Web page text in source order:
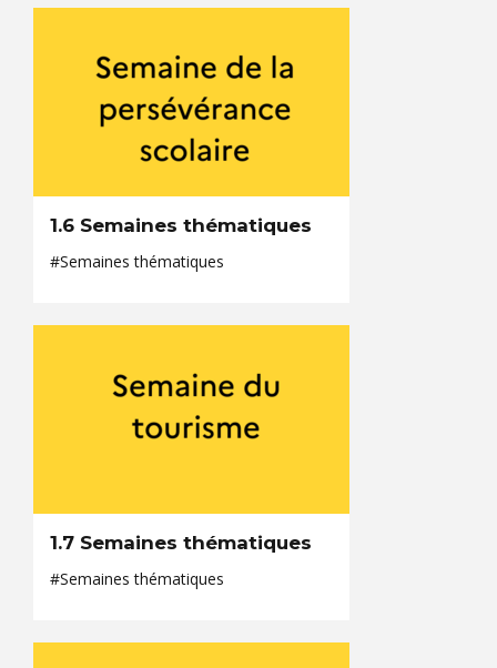
1.6 Semaines thématiques
#Semaines thématiques
1.7 Semaines thématiques
#Semaines thématiques